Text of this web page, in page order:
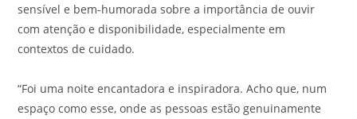
sensível e bem-humorada sobre a importância de ouvir
com atenção e disponibilidade, especialmente em
contextos de cuidado.
“Foi uma noite encantadora e inspiradora. Acho que, num
espaço como esse, onde as pessoas estão genuinamente